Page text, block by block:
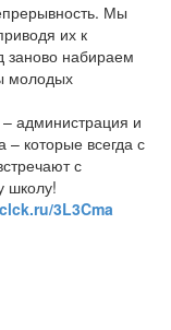
Мы
их к
заново набираем
молодых
администрация и
– которые всегда с
с
школу!
3L3Cma